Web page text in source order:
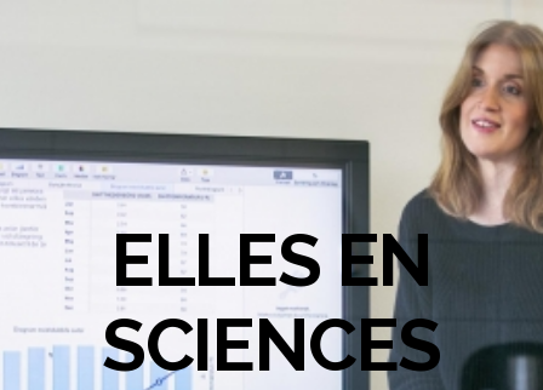
ELLES EN
SCIENCES